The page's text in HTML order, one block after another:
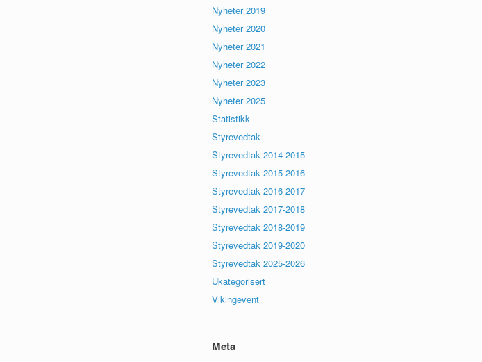
Nyheter 2019
Nyheter 2020
Nyheter 2021
Nyheter 2022
Nyheter 2023
Nyheter 2025
Statistikk
Styrevedtak
Styrevedtak 2014-2015
Styrevedtak 2015-2016
Styrevedtak 2016-2017
Styrevedtak 2017-2018
Styrevedtak 2018-2019
Styrevedtak 2019-2020
Styrevedtak 2025-2026
Ukategorisert
Vikingevent
Meta